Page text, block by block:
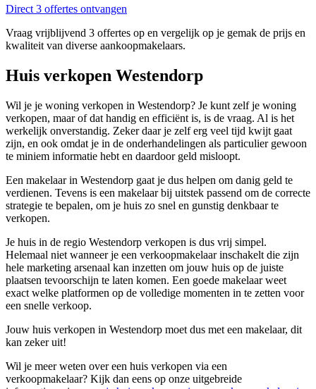
Direct 3 offertes ontvangen
Vraag vrijblijvend 3 offertes op en vergelijk op je gemak de prijs en
kwaliteit van diverse aankoopmakelaars.
Huis verkopen Westendorp
Wil je je woning verkopen in Westendorp? Je kunt zelf je woning
verkopen, maar of dat handig en efficiënt is, is de vraag. Al is het
werkelijk onverstandig. Zeker daar je zelf erg veel tijd kwijt gaat
zijn, en ook omdat je in de onderhandelingen als particulier gewoon
te miniem informatie hebt en daardoor geld misloopt.
Een makelaar in Westendorp gaat je dus helpen om danig geld te
verdienen. Tevens is een makelaar bij uitstek passend om de correcte
strategie te bepalen, om je huis zo snel en gunstig denkbaar te
verkopen.
Je huis in de regio Westendorp verkopen is dus vrij simpel.
Helemaal niet wanneer je een verkoopmakelaar inschakelt die zijn
hele marketing arsenaal kan inzetten om jouw huis op de juiste
plaatsen tevoorschijn te laten komen. Een goede makelaar weet
exact welke platformen op de volledige momenten in te zetten voor
een snelle verkoop.
Jouw huis verkopen in Westendorp moet dus met een makelaar, dit
kan zeker uit!
Wil je meer weten over een huis verkopen via een
verkoopmakelaar? Kijk dan eens op onze uitgebreide